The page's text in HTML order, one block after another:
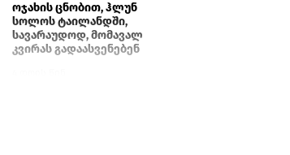
ოჯახის ცნობით, ჰლუნ
სოლოს ტაილანდში,
სავარაუდოდ, მომავალ
კვირას გადაასვენებენ